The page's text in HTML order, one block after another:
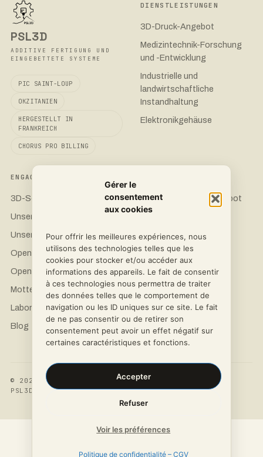
Gérer le
consentement
aux cookies
Pour offrir les meilleures expériences, nous
utilisons des technologies telles que les
cookies pour stocker et/ou accéder aux
informations des appareils. Le fait de consentir
à ces technologies nous permettra de traiter
des données telles que le comportement de
navigation ou les ID uniques sur ce site. Le fait
de ne pas consentir ou de retirer son
consentement peut avoir un effet négatif sur
certaines caractéristiques et fonctions.
Accepter
Refuser
Voir les préférences
Politique de confidentialité – CGV
PSL3D
ADDITIVE FERTIGUNG UND
EINGEBETTETE SYSTEME
PIC SAINT-LOUP
OKZITANIEN
HERGESTELLT IN
FRANKREICH
CHORUS PRO BILLING
DIENSTLEISTUNGEN
3D-Druck-Angebot
Medizintechnik-Forschung
und -Entwicklung
Industrielle und
landwirtschaftliche
Instandhaltung
Elektronikgehäuse
ENGAGEMENT
3D-Souveränität
Unsere Drucker
Unsere Materialien
Open Science Hardware
OpenFlexure
Mottenbox Pro
Labore & Forschung
Blog
Fordern Sie ein Angebot
an
Instagram
Facebook
© 2026
PSL3D
DATENSCHUTZRICHTLINIE·
GESCHÄFTSBEDINGUNGEN